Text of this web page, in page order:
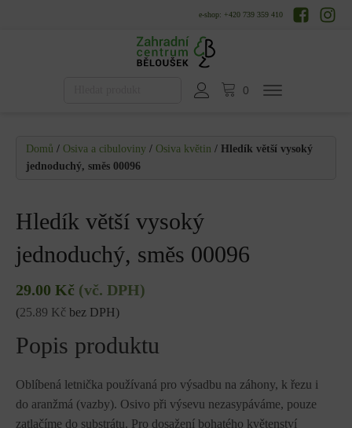
e-shop: +420 739 359 410
Domů / Osiva a cibuloviny / Osiva květin / Hledík větší vysoký
jednoduchý, směs 00096
Hledík větší vysoký
jednoduchý, směs 00096
29.00 Kč (vč. DPH)
(25.89 Kč bez DPH)
Popis produktu
Oblíbená letnička používaná pro výsadbu na záhony, k řezu i
do aranžmá (vazby). Osivo při výsevu nezasypáváme, pouze
zatlačíme do substrátu. Pro dosažení bohatého květenství